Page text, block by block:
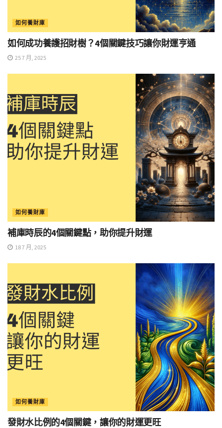
如何養財庫
如何成功養護招財樹？4個關鍵技巧讓你財運亨通
25 7 月, 2025
如何養財庫
補庫時辰的4個關鍵點，助你提升財運
18 7 月, 2025
如何養財庫
發財水比例的4個關鍵，讓你的財運更旺